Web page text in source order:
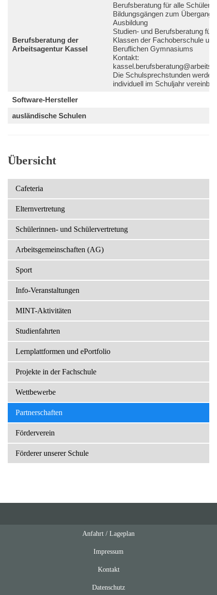
Berufsberatung der
Arbeitsagentur Kassel
Berufsberatung für alle Schüler
Bildungsgängen zum Übergang
Ausbildung
Studien- und Berufsberatung für
Klassen der Fachoberschule
Beruflichen Gymnasiums
Kontakt:
Die Schulsprechstunden werden
individuell im Schuljahr
Software-Hersteller
ausländische Schulen
Übersicht
Cafeteria
Elternvertretung
Schülerinnen- und Schülervertretung
Arbeitsgemeinschaften (AG)
Sport
Info-Veranstaltungen
MINT-Aktivitäten
Studienfahrten
Lernplattformen und ePortfolio
Projekte in der Fachschule
Wettbewerbe
Partnerschaften
Förderverein
Förderer unserer Schule
Anfahrt / Lageplan
Impressum
Kontakt
Datenschutz
Feeds oben